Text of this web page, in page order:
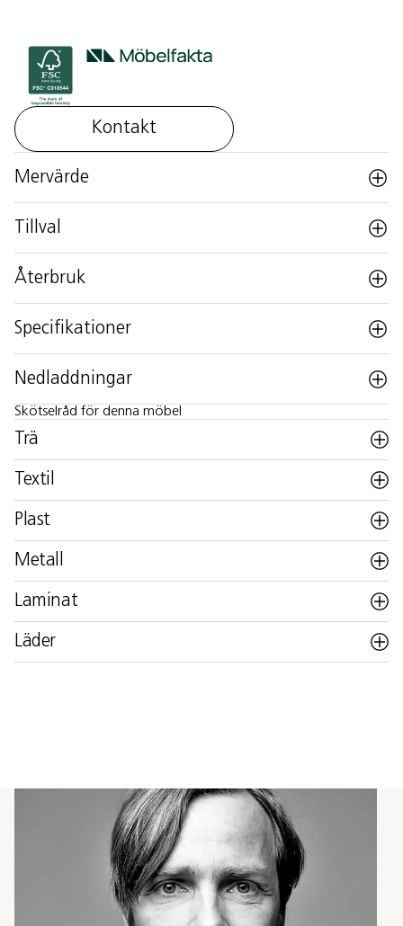
Kontakt
Mervärde
Tillval
Återbruk
Specifikationer
Nedladdningar
Skötselråd för denna möbel
Trä
Textil
Plast
Metall
Laminat
Läder